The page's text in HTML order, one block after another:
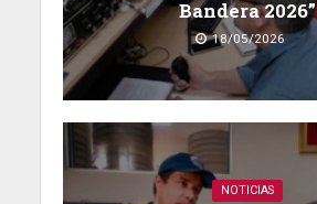
Bandera 2026”
18/05/2026
NOTICIAS